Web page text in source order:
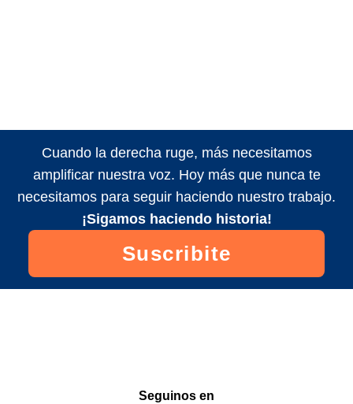
Cuando la derecha ruge, más necesitamos
amplificar nuestra voz. Hoy más que nunca te
necesitamos para seguir haciendo nuestro trabajo.
¡Sigamos haciendo historia!
Suscribite
Seguinos en